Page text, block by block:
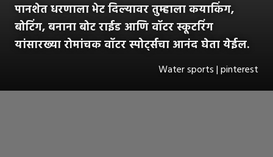
पानशेत धरणाला भेट दिल्यावर तुम्हाला कयाकिंग,
बोटिंग, बनाना बोट राईड आणि वॉटर स्कूटरिंग
यांसारख्या रोमांचक वॉटर स्पोर्ट्सचा आनंद घेता येईल.
Water sports | pinterest